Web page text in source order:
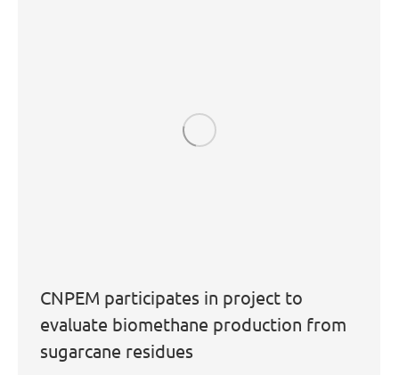
CNPEM participates in project to
evaluate biomethane production from
sugarcane residues